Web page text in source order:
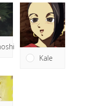
Kale